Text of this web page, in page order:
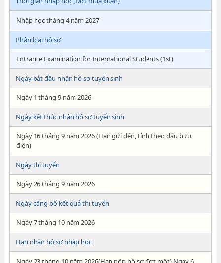
Nhập học tháng 4 năm 2027
Phân loại hồ sơ
Entrance Examination for International Students (1st)
Ngày bắt đầu nhận hồ sơ tuyển sinh
Ngày 1 tháng 9 năm 2026
Ngày kết thúc nhận hồ sơ tuyển sinh
Ngày 16 tháng 9 năm 2026 (Hạn gửi đến, tính theo dấu bưu
điện)
Ngày thi tuyển
Ngày 26 tháng 9 năm 2026
Ngày công bố kết quả thi tuyển
Ngày 7 tháng 10 năm 2026
Hạn nhận hồ sơ nhập học
Ngày 23 tháng 10 năm 2026(Hạn nộp hồ sơ đợt một) Ngày 6